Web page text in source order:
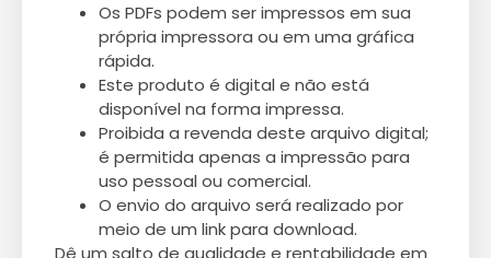
Os PDFs podem ser impressos em sua
própria impressora ou em uma gráfica
rápida.
Este produto é digital e não está
disponível na forma impressa.
Proibida a revenda deste arquivo digital;
é permitida apenas a impressão para
uso pessoal ou comercial.
O envio do arquivo será realizado por
meio de um link para download.
Dê um salto de qualidade e rentabilidade em